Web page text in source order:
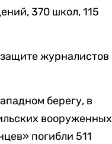
370 школ, 115
журналистов
берегу, в
вооруженных
погибли 511